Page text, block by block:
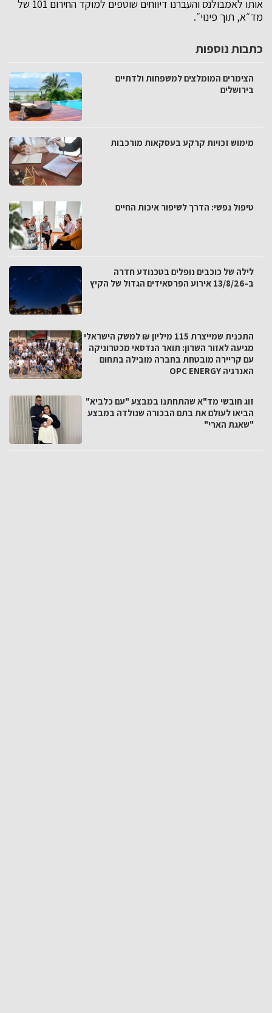
אותו לאמבולנס והעברנו דיווחים שוטפים למוקד החירום 101 של
מד״א, תוך פינוי״.
כתבות נוספות
הצימרים המומלצים למשפחות ולדתיים
בירושלים
מימוש זכויות קרקע בעסקאות מורכבות
טיפול נפשי: הדרך לשיפור איכות החיים
לילה של כוכבים נופלים בטכנודע חדרה
ב-13/8/26 אירוע הפרסאידים הגדול של הקיץ
התכנית שמייצרת 115 מיליון ₪ למשק הישראלי
מגיעה לאזור השרון: תואר הנדסאי מכטרוניקה
עם קריירה מובטחת בחברה מובילה בתחום
האנרגיה OPC ENERGY
זוג חובשי מד"א שהתחתנו במבצע "עם כלביא"
הביאו לעולם את בתם הבכורה שנולדה במבצע
"שאגת הארי"